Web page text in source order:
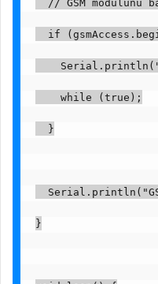
// GSM modülünü
if
    while (true);
  }
}